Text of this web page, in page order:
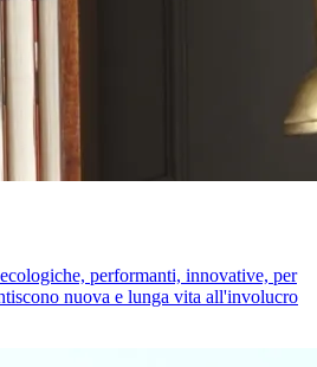
performanti, innovative, per
nuova e lunga vita all'involucro